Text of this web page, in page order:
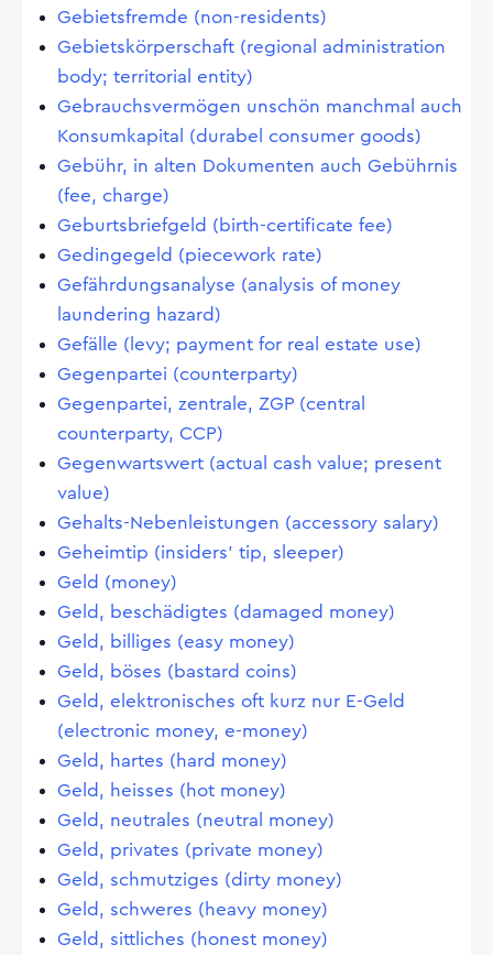
Gebietsfremde (non-residents)
Gebietskörperschaft (regional administration
body; territorial entity)
Gebrauchsvermögen unschön manchmal auch
Konsumkapital (durabel consumer goods)
Gebühr, in alten Dokumenten auch Gebührnis
(fee, charge)
Geburtsbriefgeld (birth-certificate fee)
Gedingegeld (piecework rate)
Gefährdungsanalyse (analysis of money
laundering hazard)
Gefälle (levy; payment for real estate use)
Gegenpartei (counterparty)
Gegenpartei, zentrale, ZGP (central
counterparty, CCP)
Gegenwartswert (actual cash value; present
value)
Gehalts-Nebenleistungen (accessory salary)
Geheimtip (insiders' tip, sleeper)
Geld (money)
Geld, beschädigtes (damaged money)
Geld, billiges (easy money)
Geld, böses (bastard coins)
Geld, elektronisches oft kurz nur E-Geld
(electronic money, e-money)
Geld, hartes (hard money)
Geld, heisses (hot money)
Geld, neutrales (neutral money)
Geld, privates (private money)
Geld, schmutziges (dirty money)
Geld, schweres (heavy money)
Geld, sittliches (honest money)